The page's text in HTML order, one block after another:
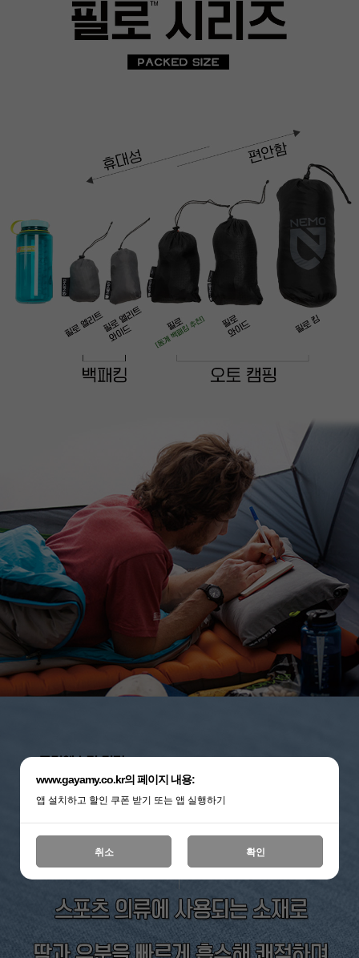
www.gayamy.co.kr의 페이지 내용:
앱 설치하고 할인 쿠폰 받기 또는 앱 실행하기
취소 확인